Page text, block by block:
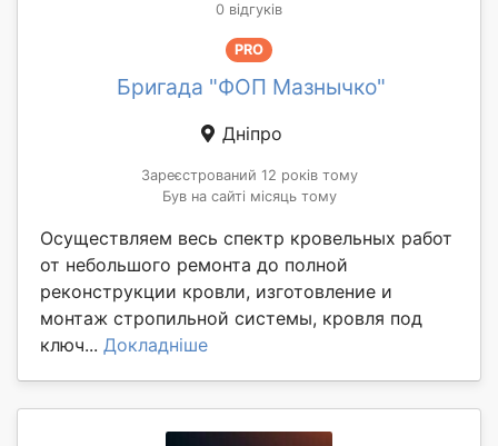
0 відгуків
PRO
Бригада "ФОП Мазнычко"
Дніпро
Зареєстрований 12 років тому
Був на сайті місяць тому
Осуществляем весь спектр кровельных работ
от небольшого ремонта до полной
реконструкции кровли, изготовление и
монтаж стропильной системы, кровля под
ключ... Докладніше